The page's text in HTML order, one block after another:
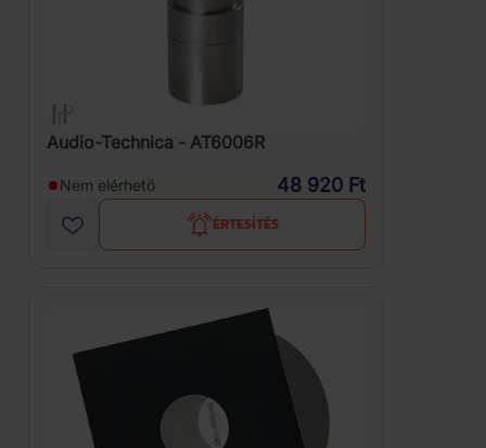
Audio-Technica - AT6006R
Nem elérhető 48 920 Ft
ÉRTESÍTÉS